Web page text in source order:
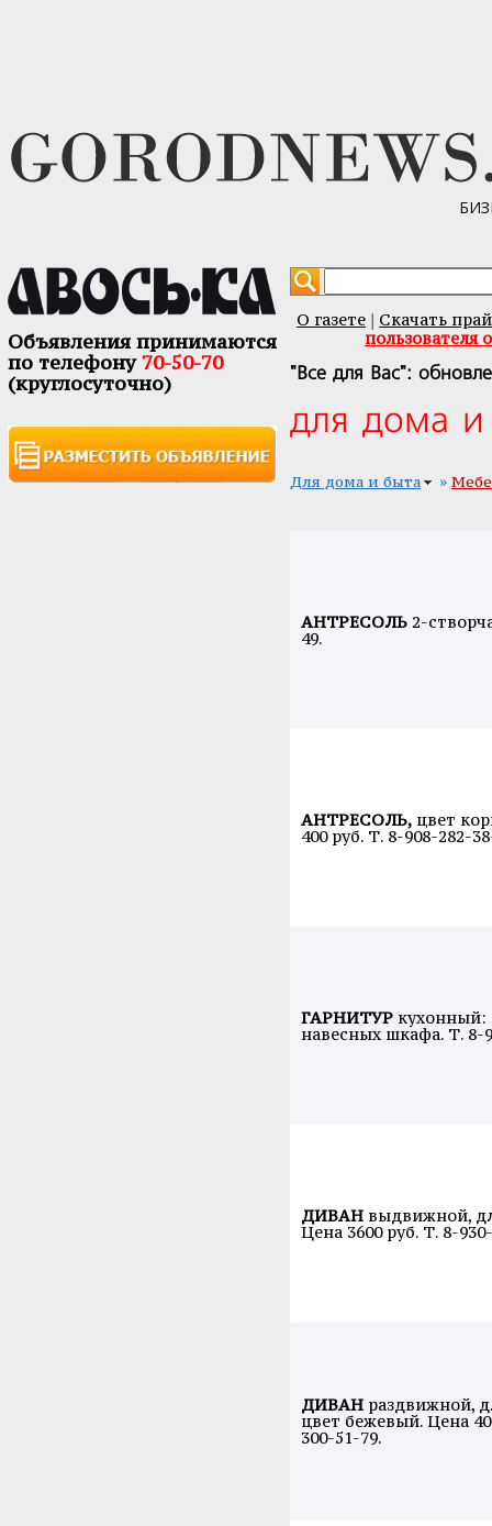
Объявления принимаются
по телефону70-50-70
(круглосуточно)
О газете
Скачать
пользователя
"Все для Вас":
для дома и
Для дома и быта »
АНТРЕСОЛЬ 2-
49.
АНТРЕСОЛЬ, цвет
400 руб. Т. 8-908-282-
ГАРНИТУР кухонный:
навесных шкафа. Т. 8-
ДИВАН выдвижной,
Цена 3600 руб. Т. 8-
ДИВАН раздвижной,
цвет бежевый. Цена
300-51-79.